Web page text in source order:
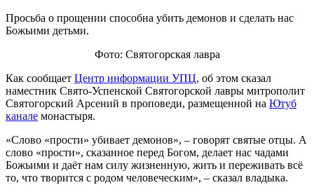
Просьба о прощении способна убить демонов и сделать нас
Божьими детьми.
Фото: Святогорская лавра
Как сообщает Центр информации УПЦ, об этом сказал
наместник Свято-Успенской Святогорской лавры митрополит
Святогорский Арсений в проповеди, размещенной на Ютуб
канале монастыря.
«Слово «прости» убивает демонов», – говорят святые отцы. А
слово «прости», сказанное перед Богом, делает нас чадами
Божьими и даёт нам силу жизненную, жить и переживать всё
то, что творится с родом человеческим», – сказал владыка.